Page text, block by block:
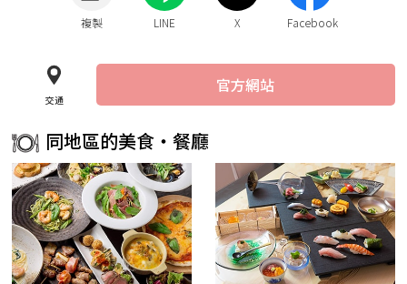
複製 LINE X Facebook
交通
官方網站
同地區的美食・餐廳